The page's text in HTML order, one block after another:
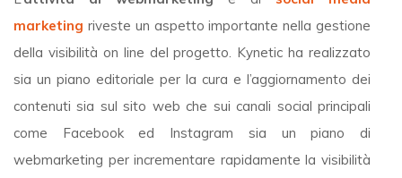
marketing riveste un aspetto importante nella gestione
della visibilità on line del progetto. Kynetic ha realizzato
sia un piano editoriale per la cura e l’aggiornamento dei
contenuti sia sul sito web che sui canali social principali
come Facebook ed Instagram sia un piano di
webmarketing per incrementare rapidamente la visibilità